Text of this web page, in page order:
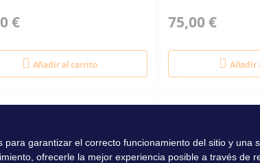
€
Añadir al carrito
75,00 €
Añadir
para garantizar el correcto funcionamiento del sitio y una
ofrecerle la mejor experiencia posible a través de